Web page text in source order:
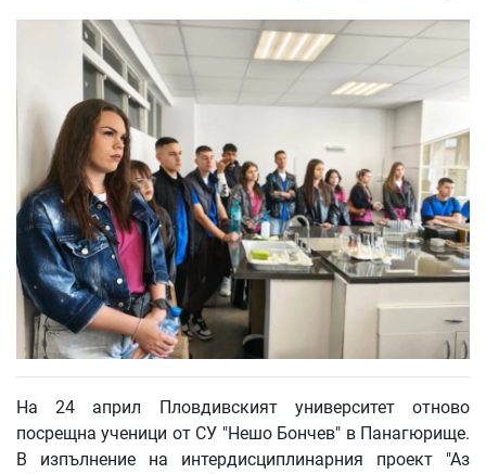
На 24 април Пловдивският университет отново
посрещна ученици от СУ "Нешо Бончев" в Панагюрище.
В изпълнение на интердисциплинарния проект "Аз